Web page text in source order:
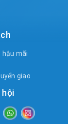
hậu mãi
giao
hội